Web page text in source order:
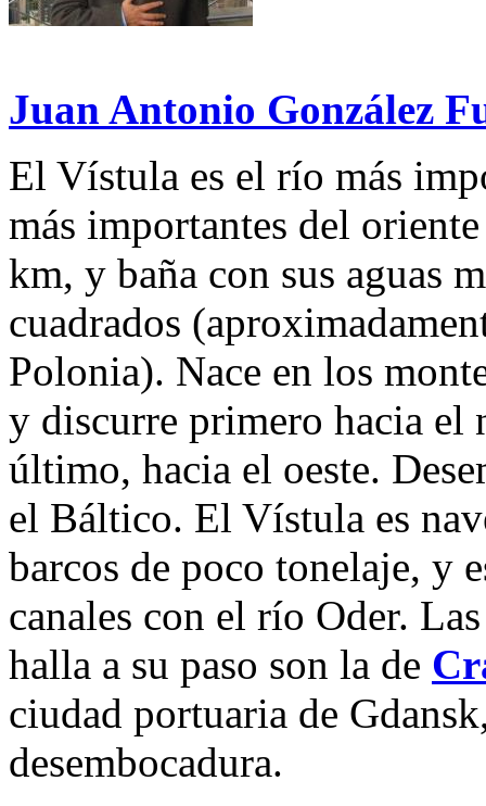
Juan Antonio González
El Vístula es el río más
más importantes del
km, y baña con sus aguas
cuadrados
Polonia). Nace en los
y discurre primero hacia el
último, hacia el oeste.
el Báltico. El Vístula es
barcos de poco tonelaje, y
canales con el río Oder.
halla a su paso son la de
ciudad portuaria de
desembocadura.